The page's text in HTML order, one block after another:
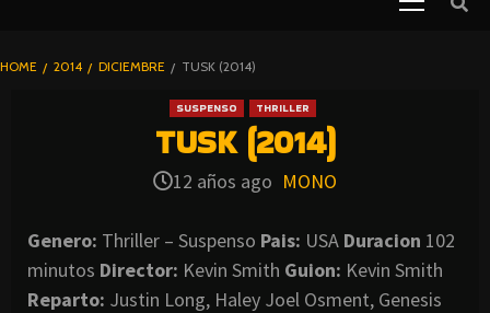
BLOGHORROR
HOME 2014 DICIEMBRE TUSK (2014)
SUSPENSO THRILLER
TUSK (2014)
12 años ago MONO
Genero: Thriller – Suspenso Pais: USA Duracion 102
minutos Director: Kevin Smith Guion: Kevin Smith
Reparto: Justin Long, Haley Joel Osment, Genesis